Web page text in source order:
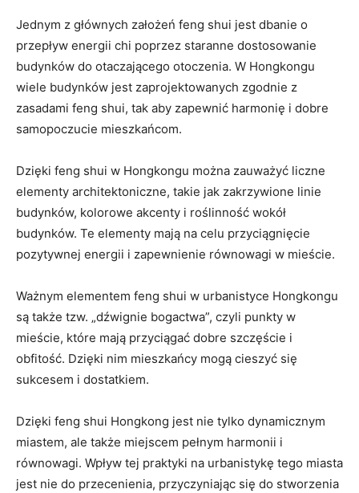
Jednym z głównych założeń feng shui jest dbanie⁤ o
przepływ energii chi poprzez staranne dostosowanie‍
budynków do otaczającego otoczenia. W Hongkongu
wiele ‌budynków jest zaprojektowanych⁣ zgodnie ⁤z
zasadami feng shui, tak aby zapewnić harmonię i dobre
samopoczucie mieszkańcom.
Dzięki feng shui⁣ w Hongkongu można zauważyć liczne
elementy architektoniczne, takie jak zakrzywione linie
budynków, kolorowe akcenty i ⁤roślinność wokół
budynków. Te elementy mają na celu przyciągnięcie
pozytywnej energii i zapewnienie równowagi⁢ w mieście.
Ważnym elementem feng shui w urbanistyce Hongkongu
są także tzw. „dźwignie bogactwa”, czyli punkty w
mieście, które mają przyciągać dobre szczęście i
obfitość. Dzięki ⁤nim mieszkańcy ‍mogą cieszyć⁤ się
sukcesem i dostatkiem.
Dzięki feng shui ⁢Hongkong jest nie tylko dynamicznym
miastem, ale ⁣także miejscem pełnym harmonii i
równowagi. ⁤Wpływ tej praktyki na urbanistykę tego miasta
jest‌ nie do przecenienia, przyczyniając się‌ do stworzenia